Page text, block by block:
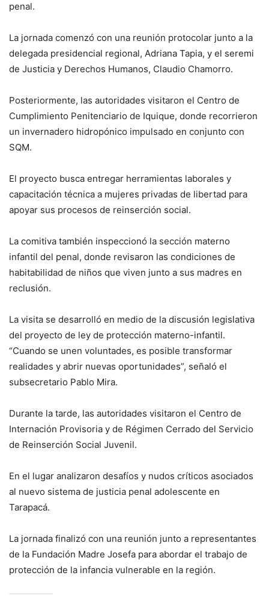
penal.
La jornada comenzó con una reunión protocolar junto a la
delegada presidencial regional, Adriana Tapia, y el seremi
de Justicia y Derechos Humanos, Claudio Chamorro.
Posteriormente, las autoridades visitaron el Centro de
Cumplimiento Penitenciario de Iquique, donde recorrieron
un invernadero hidropónico impulsado en conjunto con
SQM.
El proyecto busca entregar herramientas laborales y
capacitación técnica a mujeres privadas de libertad para
apoyar sus procesos de reinserción social.
La comitiva también inspeccionó la sección materno
infantil del penal, donde revisaron las condiciones de
habitabilidad de niños que viven junto a sus madres en
reclusión.
La visita se desarrolló en medio de la discusión legislativa
del proyecto de ley de protección materno-infantil.
“Cuando se unen voluntades, es posible transformar
realidades y abrir nuevas oportunidades”, señaló el
subsecretario Pablo Mira.
Durante la tarde, las autoridades visitaron el Centro de
Internación Provisoria y de Régimen Cerrado del Servicio
de Reinserción Social Juvenil.
En el lugar analizaron desafíos y nudos críticos asociados
al nuevo sistema de justicia penal adolescente en
Tarapacá.
La jornada finalizó con una reunión junto a representantes
de la Fundación Madre Josefa para abordar el trabajo de
protección de la infancia vulnerable en la región.